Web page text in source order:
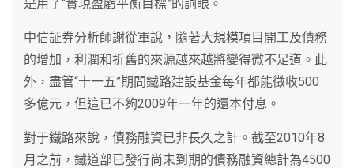
是用了“實現盈虧平衡目標”的詞眼。
中信証券分析師謝從軍說，隨著大規模項目開工及債務
的增加，利潤和折舊的來源越來越將變得微不足道。此
外，盡管“十一五”期間鐵路建設基金每年都能徵收500
多億元，但這已不夠2009年一年的還本付息。
對于鐵路來說，債務融資已非長久之計。截至2010年8
月之前，鐵道部已發行尚未到期的債務融資總計為4500